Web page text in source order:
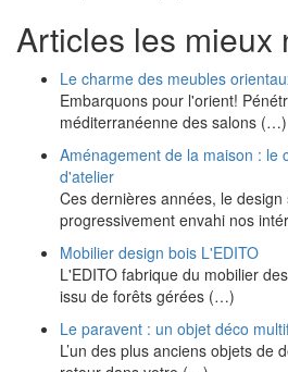
Articles les mieux
Le charme des meubles
Embarquons pour l'orient!
méditerranéenne des salons (…)
Aménagement de la maison : le
d'atelier
Ces dernières années, le
progressivement envahi nos
Mobilier design bois L'EDITO
L'EDITO fabrique du mobilier
issu de forêts gérées (…)
Le paravent : un objet déco
L’un des plus anciens objets de